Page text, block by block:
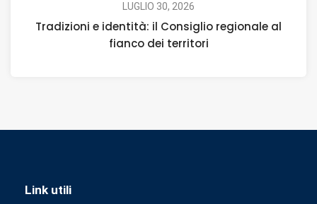
LUGLIO 30, 2026
Tradizioni e identità: il Consiglio regionale al
fianco dei territori
Link utili